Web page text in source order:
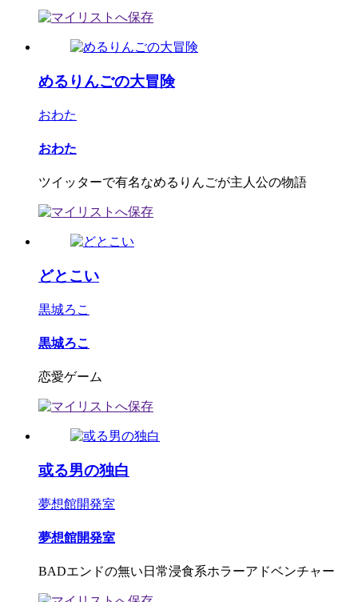
めるりんごの大冒険
おわた
おわた
ツイッターで有名なめるりんごが主人公の物語
どとこい
黒城ろこ
黒城ろこ
恋愛ゲーム
或る男の独白
夢想館開発室
夢想館開発室
BADエンドの無い日常浸食系ホラーアドベンチャー